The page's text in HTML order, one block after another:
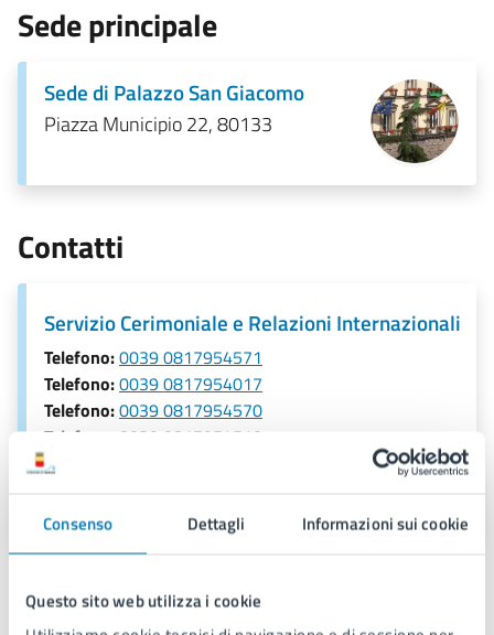
Consenso Dettagli Informazioni sui cookie
Questo sito web utilizza i cookie
Sede principale
Sede di Palazzo San Giacomo
Piazza Municipio 22, 80133
Contatti
Servizio Cerimoniale e Relazioni Internazionali
Telefono:0039 0817954571
Telefono:0039 0817954017
Telefono:0039 0817954570
Telefono: 0039 0817954510
E-mail: